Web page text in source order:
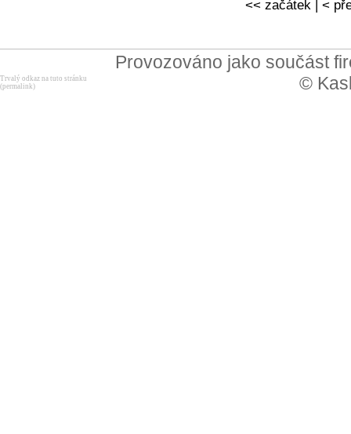
<< začátek | <
Provozováno jako součást
©
Trvalý odkaz na tuto stránku
(permalink)